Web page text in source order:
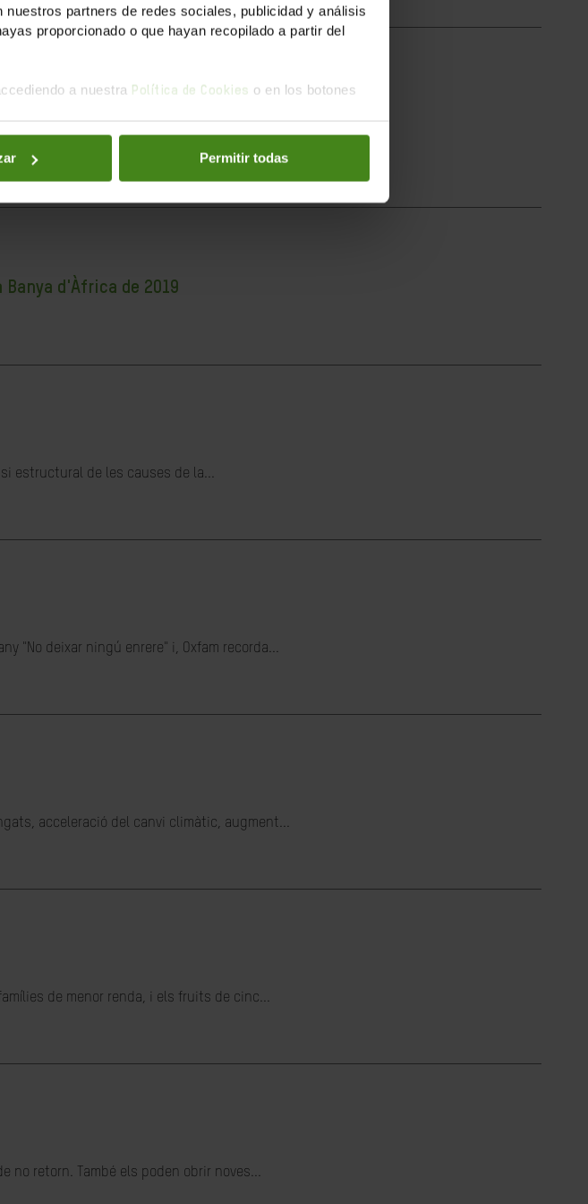
partners de redes sociales, publicidad y análisis
proporcionado o que hayan recopilado a partir del
a nuestra Política de Cookies o en los botones
Permitir todas
sanitari, les limitacions de les...
d'Àfrica de 2019
estructural de les causes de la...
"No deixar ningú enrere" i, Oxfam recorda...
acceleració del canvi climàtic, augment...
de menor renda, i els fruits de cinc...
no retorn. També els poden obrir noves...